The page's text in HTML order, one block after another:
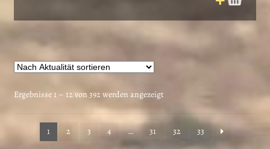
Ergebnisse 1 – 12 von 392 werden angezeigtNach
sortiert
1
2 3 4 … 31 32 33